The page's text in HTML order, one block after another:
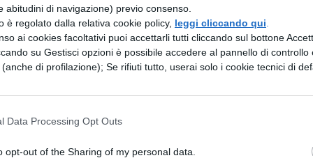
abitudini di navigazione) previo consenso.
è regolato dalla relativa cookie policy, leggi cliccando qui
ai cookies facoltativi puoi accettarli tutti cliccando sul bottone
su Gestisci opzioni è possibile accedere al pannello di controllo
di profilazione); Se rifiuti tutto, userai solo i cookie tecnici di
Data Processing Opt Outs
opt-out of the Sharing of my personal data.
in attesa di vedere Vin Diesel nell'ottavo
Furious (in cui addirittura si metterà contro
terzo di questo franchise meno noto in cui
sport estremi e spionaggio alla James
da competizione è affiancato da un cast di
Nina Dobrev, Donnie Yen, Samuel L. Jackson